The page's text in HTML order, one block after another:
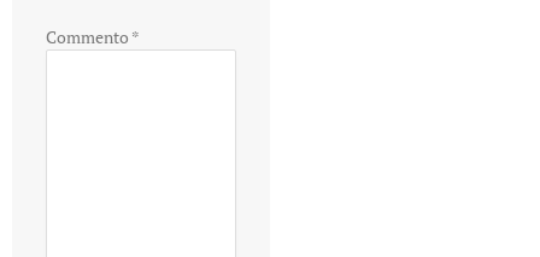
Commento *